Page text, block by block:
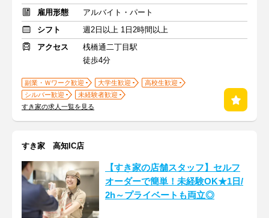
雇用形態
アルバイト・パート
シフト
週2日以上 1日2時間以上
アクセス
桟橋通二丁目駅
徒歩4分
副業・Ｗワーク歓迎 大学生歓迎
高校生歓迎
シルバー歓迎
未経験者歓迎
すき家の求人一覧を見る
すき家 高知IC店
【すき家の店舗スタッフ】セルフ
オーダーで簡単！未経験OK★1日/
2h～プライベートも両立◎